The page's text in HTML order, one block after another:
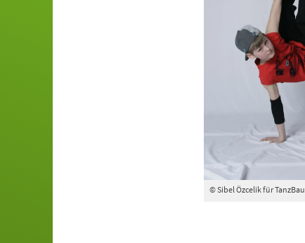
© Sibel Özcelik für TanzBau